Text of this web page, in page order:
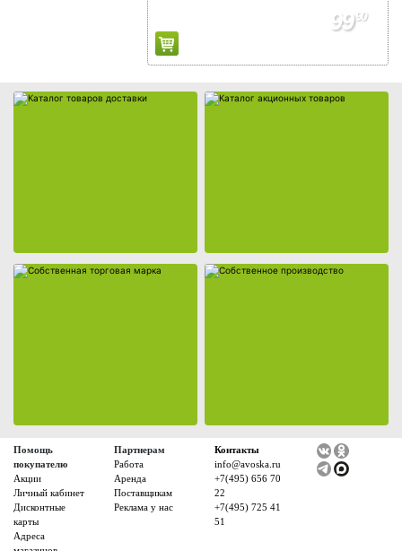
9990
Помощь
покупателю
Акции
Личный кабинет
Дисконтные
карты
Адреса
Партнерам
Работа
Аренда
Поставщикам
Реклама у нас
Контакты
info@avoska.ru
+7(495) 656 70
22
+7(495) 725 41
51